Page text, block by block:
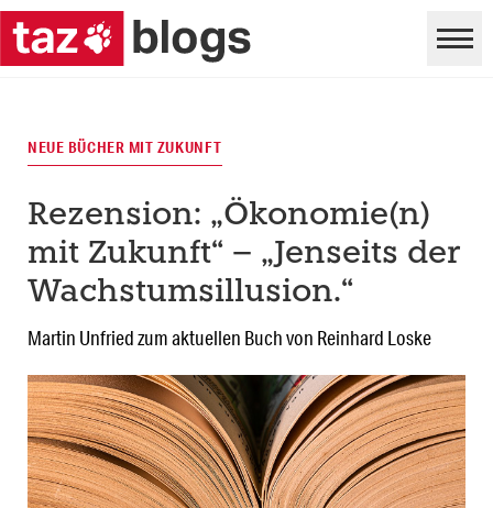
NEUE BÜCHER MIT ZUKUNFT
Rezension: „Ökonomie(n)
mit Zukunft“ – „Jenseits der
Wachstumsillusion.“
Martin Unfried zum aktuellen Buch von Reinhard Loske